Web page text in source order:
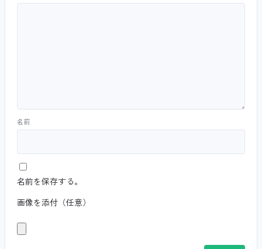
名前
名前を保存する。
画像を添付（任意）